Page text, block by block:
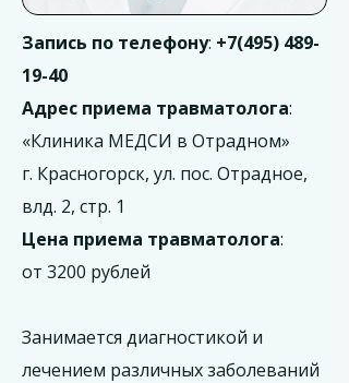
Запись по телефону: +7(495) 489-
19-40
Адрес приема травматолога:
«Клиника МЕДСИ в Отрадном»
г. Красногорск, ул. пос. Отрадное,
влд. 2, стр. 1
Цена приема травматолога:
от 3200 рублей
Занимается диагностикой и
лечением различных заболеваний